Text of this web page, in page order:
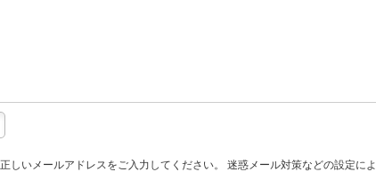
しいメールアドレスをご入力してください。 迷惑メール対策などの設定によ